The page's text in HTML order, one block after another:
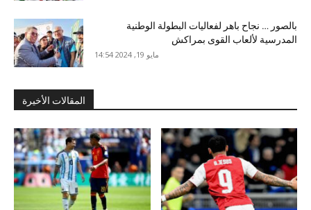
بالصور … نجاح باهر لفعاليات البطولة الوطنية
المدرسية لألعاب القوى بمراكش
مايو 19, 2024 14:54
المقالات الأخيرة